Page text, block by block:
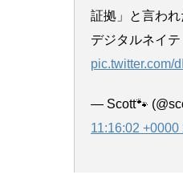
証拠」と言われ
デジタルネイ
pic.twitter.com/
— Scott🐾
11:16:02 +0000